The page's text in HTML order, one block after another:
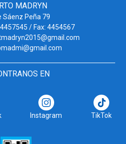
MADRYN
Sáenz Peña 79
/ Fax: 4454567
EN
Instagram TikTok